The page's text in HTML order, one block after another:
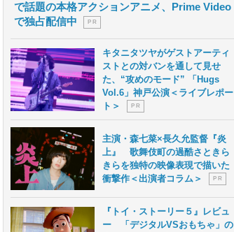
で話題の本格アクションアニメ、Prime Video
で独占配信中
P R
キタニタツヤがゲストアーティ
ストとの対バンを通して見せ
た、“攻めのモード” 「Hugs
Vol.6」神戸公演＜ライブレポー
ト＞
P R
主演・森七菜×長久允監督『炎
上』 歌舞伎町の過酷さときら
きらを独特の映像表現で描いた
衝撃作＜出演者コラム＞
P R
『トイ・ストーリー５』レビュ
ー 「デジタルVSおもちゃ」の